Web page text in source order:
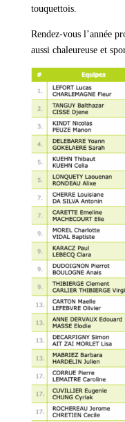
touquettois.
Rendez-vous l’année
aussi chaleureuse et